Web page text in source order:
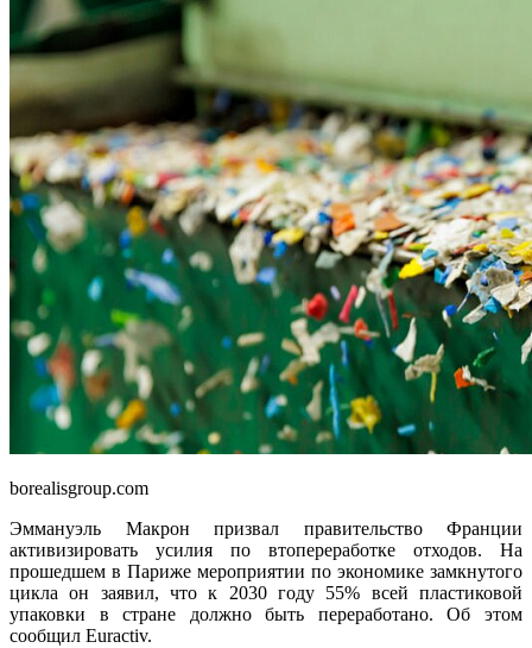
borealisgroup.com
Эммануэль Макрон призвал правительство Франции
активизировать усилия по втопереработке отходов. На
прошедшем в Париже мероприятии по экономике замкнутого
цикла он заявил, что к 2030 году 55% всей пластиковой
упаковки в стране должно быть переработано. Об этом
сообщил Euractiv.